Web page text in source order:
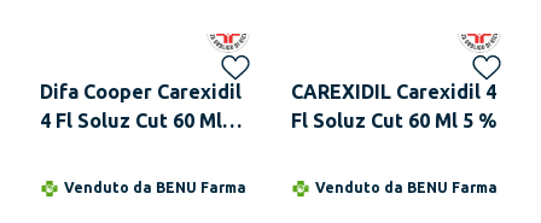
Difa Cooper Carexidil
4 Fl Soluz Cut 60 Ml
Venduto da BENU Farma
CAREXIDIL Carexidil 4
Fl Soluz Cut 60 Ml 5 %
Venduto da BENU Farma